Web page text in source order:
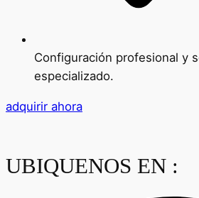
Configuración profesional y
especializado.
adquirir ahora
UBIQUENOS EN :